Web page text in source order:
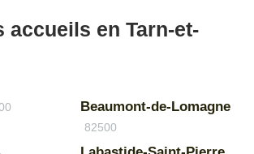
accueils en Tarn-et-
Beaumont-de-Lomagne
82500